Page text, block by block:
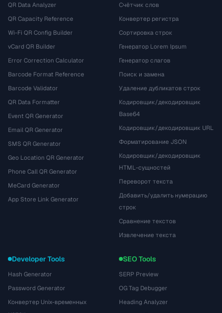
QR Data Analyzer
QR Capacity Reference
Wi-Fi QR Config Builder
vCard QR Builder
Error Correction Calculator
Barcode Format Reference
Barcode Validator
QR Data Formatter
Event QR Generator
Email QR Generator
SMS QR Generator
Geo Location QR Generator
Phone Call QR Generator
MeCard Generator
App Store Link Generator
Счётчик слов
Конвертер регистра
Сортировка строк
Генератор Lorem Ipsum
Генератор слагов
Поиск и замена
Удаление дубликатов строк
Кодировщик/декодировщик
Base64
Кодировщик/декодировщик URL
Форматирование JSON
Кодировщик/декодировщик
HTML-сущностей
Переворот текста
Добавить/удалить нумерацию
строк
Сравнение текстов
Извлечение текста
Developer Tools
Hash Generator
Password Generator
Конвертер Unix-временных
SEO Tools
SERP Preview
OG Tag Debugger
Heading Analyzer